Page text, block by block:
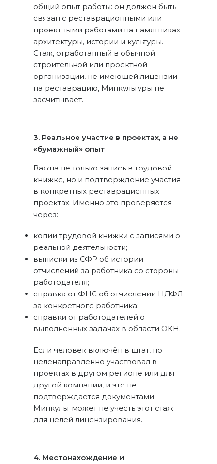
общий опыт работы: он должен быть
связан с реставрационными или
проектными работами на памятниках
архитектуры, истории и культуры.
Стаж, отработанный в обычной
строительной или проектной
организации, не имеющей лицензии
на реставрацию, Минкультуры не
засчитывает.
3. Реальное участие в проектах, а не
«бумажный» опыт
Важна не только запись в трудовой
книжке, но и подтверждение участия
в конкретных реставрационных
проектах. Именно это проверяется
через:
копии трудовой книжки с записями о
реальной деятельности;
выписки из СФР об истории
отчислений за работника со стороны
работодателя;
справка от ФНС об отчислении НДФЛ
за конкретного работника;
справки от работодателей о
выполненных задачах в области ОКН.
Если человек включён в штат, но
целенаправленно участвовал в
проектах в другом регионе или для
другой компании, и это не
подтверждается документами —
Минкульт может не учесть этот стаж
для целей лицензирования.
4. Местонахождение и